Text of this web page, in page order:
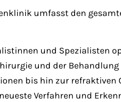
umfasst den
und Spezialisten
und der
bis hin zur
Verfahren und